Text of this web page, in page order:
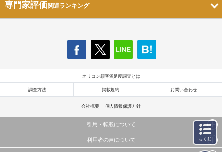
専門家評価関連ランキング
オリコン顧客満足度調査とは
調査方法 掲載規約 お問い合わせ
会社概要 個人情報保護方針
引用・転載について
当サイトで公開されている情報（文字、写真、イラスト、画像データ等）及びこれらの配置・
利用者の声について もくじ